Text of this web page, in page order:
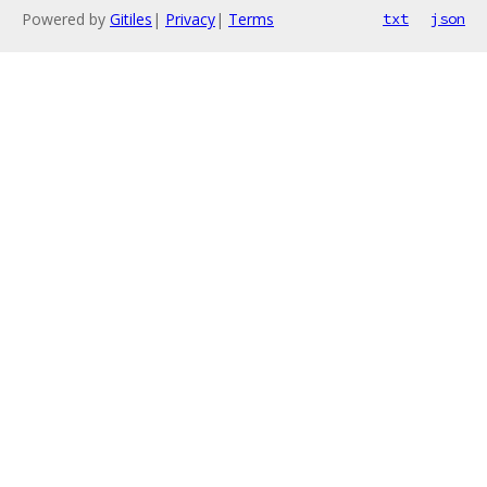
Powered by Gitiles | Privacy| Terms txt json